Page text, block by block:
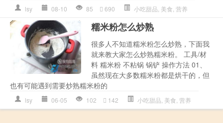
lsy 08-10 85 690 小吃甜品, 美食, 营养
糯米粉怎么炒熟
很多人不知道糯米粉怎么炒熟，下面我
就来教大家怎么炒熟糯米粉。 工具/材
料 糯米粉 不粘锅 锅铲 操作方法 01、
虽然现在大多数糯米粉都是烘干的，但
也有可能遇到需要炒熟糯米粉的
lsy 06-05 102 142 小吃甜品, 美食, 营养